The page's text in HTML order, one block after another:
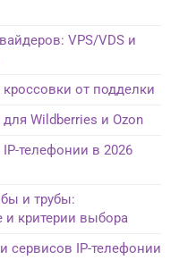
VPS/VDS и
от подделки
Wildberries и Ozon
телефонии в 2026
и трубы:
и критерии выбора
сервисов IP-телефонии